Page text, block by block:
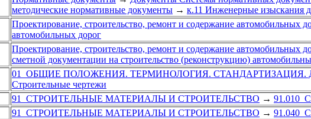
методические нормативные документы → к.11 Инженерные изыскания
Проектирование, строительство, ремонт и содержание автомобильных
автомобильных дорог
Проектирование, строительство, ремонт и содержание автомобильных
сметной документации на строительство (реконструкцию)
01 ОБЩИЕ ПОЛОЖЕНИЯ. ТЕРМИНОЛОГИЯ.
Строительные чертежи
91 СТРОИТЕЛЬНЫЕ МАТЕРИАЛЫ И СТРОИТЕЛЬСТВО → 91.010
91 СТРОИТЕЛЬНЫЕ МАТЕРИАЛЫ И СТРОИТЕЛЬСТВО → 91.040